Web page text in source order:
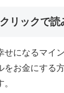
リックで読
せになるマイ
をお金にする